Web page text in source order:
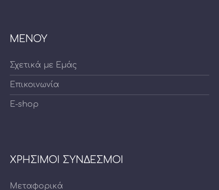
ΜΕΝΟΥ
Σχετικά με Εμάς
Επικοινωνία
E-shop
ΧΡΗΣΙΜΟΙ ΣΥΝΔΕΣΜΟΙ
Μεταφορικά